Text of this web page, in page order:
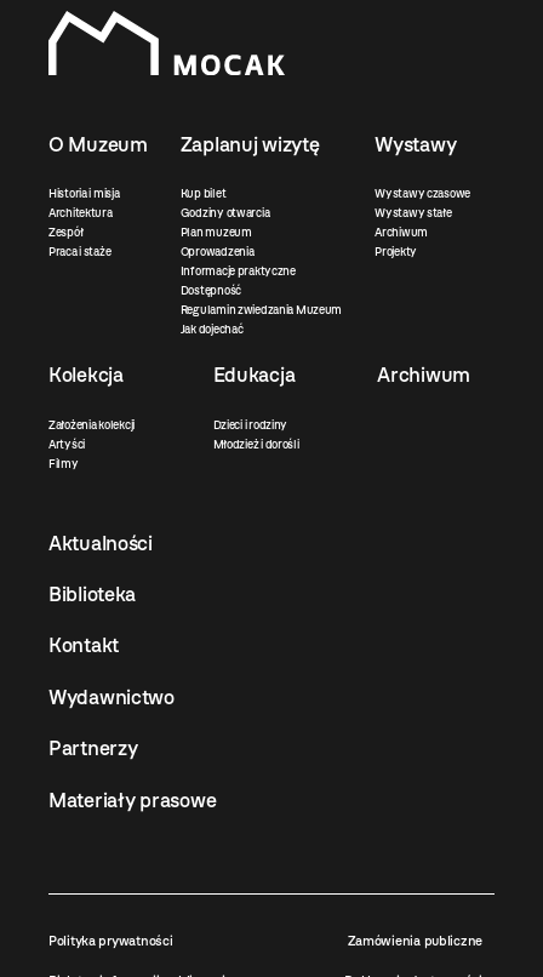
O Muzeum
Historia i misja
Architektura
Zespół
Praca i staże
Zaplanuj wizytę
Kup bilet
Godziny otwarcia
Plan muzeum
Oprowadzenia
Informacje praktyczne
Dostępność
Regulamin zwiedzania Muzeum
Jak dojechać
Wystawy
Wystawy czasowe
Wystawy stałe
Archiwum
Projekty
Kolekcja
Założenia kolekcji
Artyści
Filmy
Edukacja
Dzieci i rodziny
Młodzież i dorośli
Archiwum
Aktualności
Biblioteka
Kontakt
Wydawnictwo
Partnerzy
Materiały prasowe
Polityka prywatności Zamówienia publiczne